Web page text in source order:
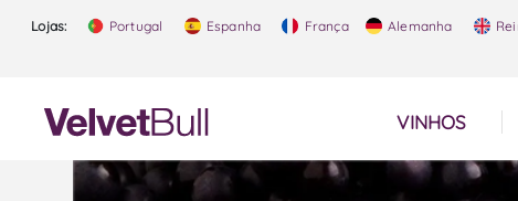
Lojas: Portugal Espanha França Alemanha
VINHOS